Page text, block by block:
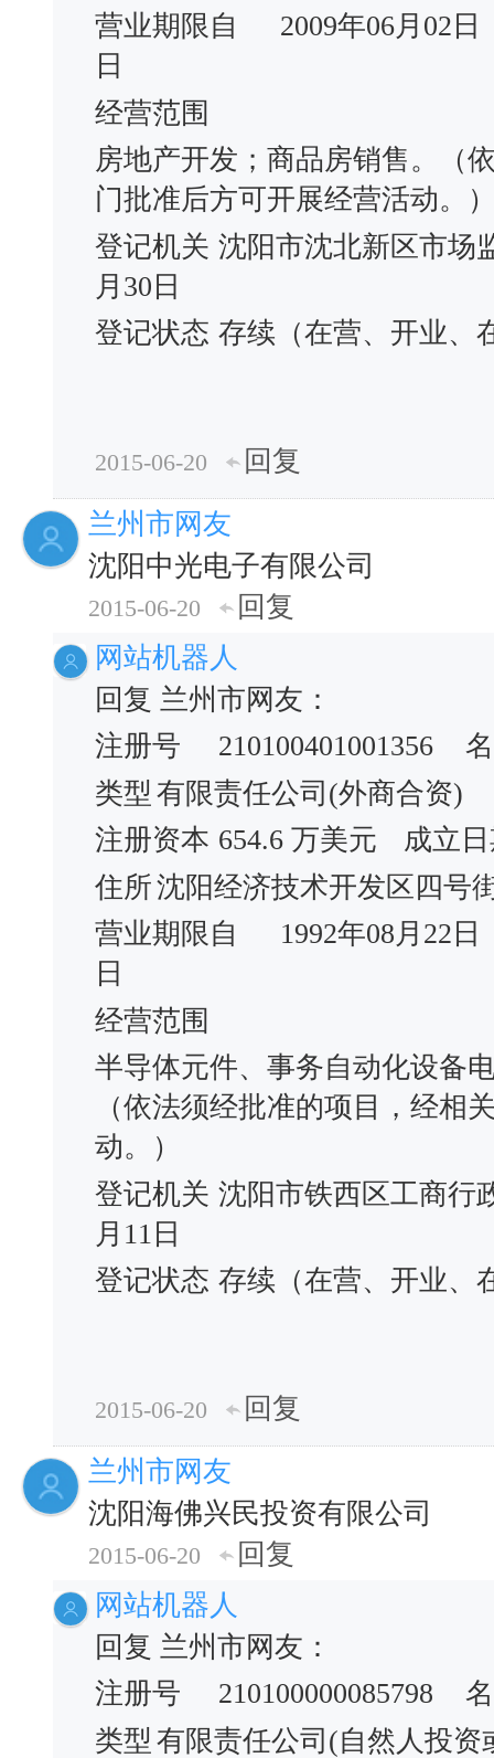
营业期限自
2009年06月02日
日
经营范围
房地产开发；商品房销售。（
门批准后方可开展经营活动。
登记机关 沈阳市沈北新区市场
月30日
登记状态 存续（在营、开业、
2015-06-20
回复
兰州市网友
沈阳中光电子有限公司
2015-06-20
回复
网站机器人
回复 兰州市网友：
注册号
210100401001356
类型 有限责任公司(外商合资)
注册资本 654.6 万美元
成立
住所沈阳经济技术开发区四号
营业期限自
1992年08月22日
日
经营范围
半导体元件、事务自动化设备
（依法须经批准的项目，经相
动。）
登记机关 沈阳市铁西区工商行
月11日
登记状态 存续（在营、开业、
2015-06-20
回复
兰州市网友
沈阳海佛兴民投资有限公司
2015-06-20
回复
网站机器人
回复 兰州市网友：
注册号
210100000085798
类型 有限责任公司(自然人投资